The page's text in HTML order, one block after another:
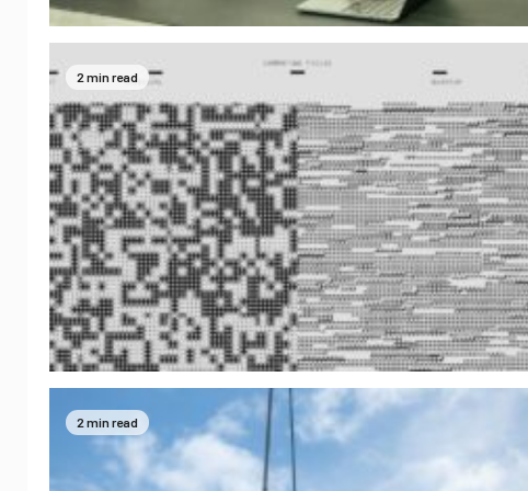
2 min read
2 min read